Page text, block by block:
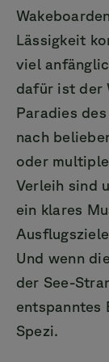
Lässigkeit
viel
dafür ist der
Paradies
nach
oder
Verleih sind
ein klares
Und wenn
der See-
entspanntes
Spezi.